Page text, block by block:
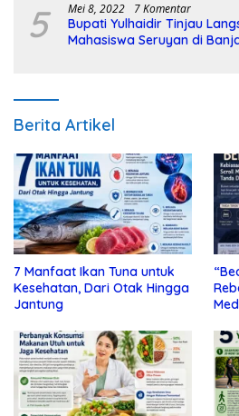
5 Mei 8, 2022 7 Komentar
Bupati Yulhaidir Tinjau
Mahasiswa Seruyan di
Berita Artikel
7 Manfaat Ikan Tuna untuk
Kesehatan, Dari Otak Hingga
Jantung